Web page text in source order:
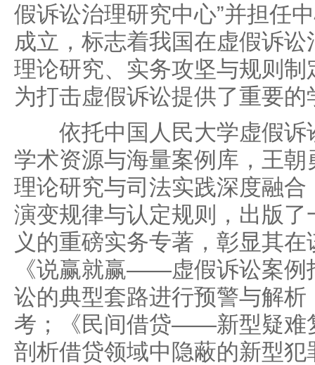
假诉讼治理研究中心”并担任
成立，标志着我国在虚假诉
理论研究、实务攻坚与规则
为打击虚假诉讼提供了重要
依托中国人民大学虚假诉
学术资源与海量案例库，王
理论研究与司法实践深度融
演变规律与认定规则，出版
义的重磅实务专著，彰显其
《说赢就赢——虚假诉讼案例
讼的典型套路进行预警与解
考；《民间借贷——新型疑难
剖析借贷领域中隐蔽的新型